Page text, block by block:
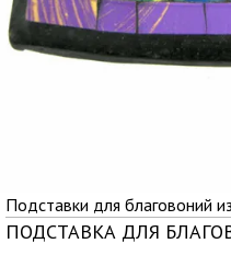
Подставки для благовоний
ПОДСТАВКА ДЛЯ